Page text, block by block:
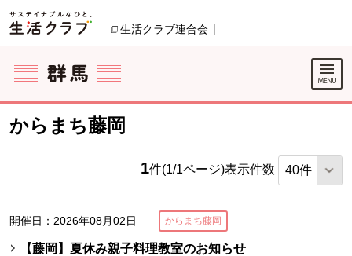
ページの先頭です。
生活クラブ連合会
ここからサイト内共通メニューです。
サイト内共通メニューをスキップする
サイト内共通メニューここまで。
からまち藤岡
1件(1/1ページ)表示件数
開催日：2026年08月02日 からまち藤岡
【藤岡】夏休み親子料理教室のお知らせ